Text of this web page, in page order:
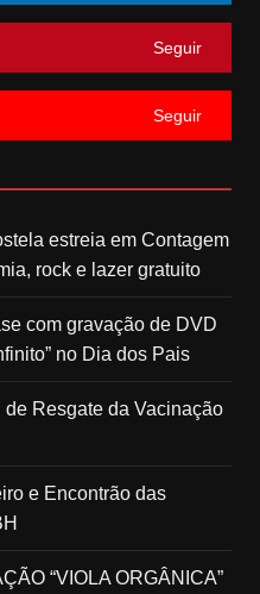
Seguir
Seguir
estreia em Contagem
rock e lazer gratuito
com gravação de DVD
no Dia dos Pais
Resgate da Vacinação
e Encontrão das
“VIOLA ORGÂNICA”